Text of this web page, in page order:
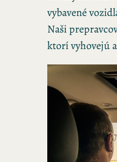
vybavené
Naši
ktorí vyhovejú